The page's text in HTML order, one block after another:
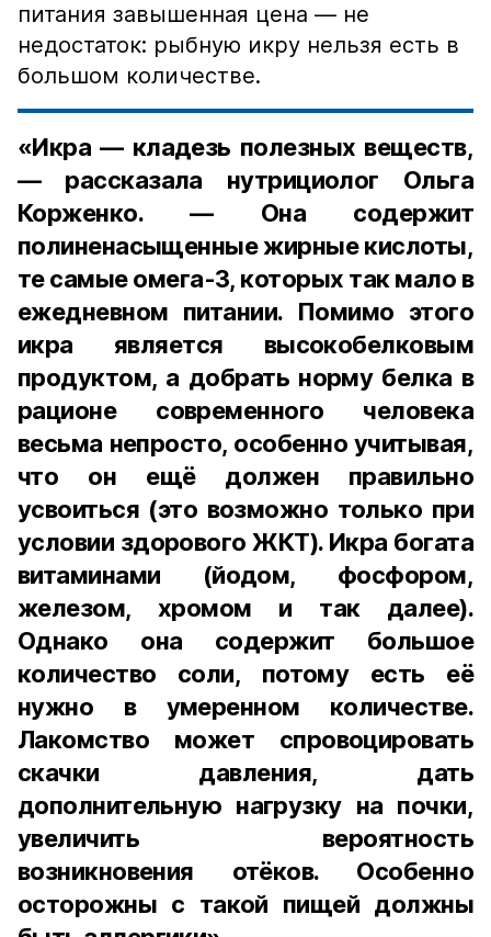
питания завышенная цена — не
недостаток: рыбную икру нельзя есть в
большом количестве.
«Икра — кладезь полезных веществ,
— рассказала нутрициолог Ольга
Корженко. — Она содержит
полиненасыщенные жирные кислоты,
те самые омега-3, которых так мало в
ежедневном питании. Помимо этого
икра является высокобелковым
продуктом, а добрать норму белка в
рационе современного человека
весьма непросто, особенно учитывая,
что он ещё должен правильно
усвоиться (это возможно только при
условии здорового ЖКТ). Икра богата
витаминами (йодом, фосфором,
железом, хромом и так далее).
Однако она содержит большое
количество соли, потому есть её
нужно в умеренном количестве.
Лакомство может спровоцировать
скачки давления, дать
дополнительную нагрузку на почки,
увеличить вероятность
возникновения отёков. Особенно
осторожны с такой пищей должны